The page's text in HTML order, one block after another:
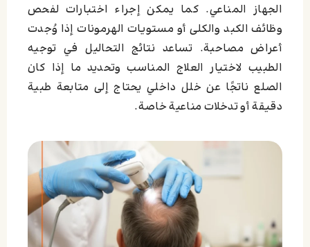
الجهاز المناعي. كما يمكن إجراء اختبارات لفحص
وظائف الكبد والكلى أو مستويات الهرمونات إذا وُجدت
أعراض مصاحبة. تساعد نتائج التحاليل في توجيه
الطبيب لاختيار العلاج المناسب وتحديد ما إذا كان
الصلع ناتجًا عن خلل داخلي يحتاج إلى متابعة طبية
دقيقة أو تدخلات مناعية خاصة.